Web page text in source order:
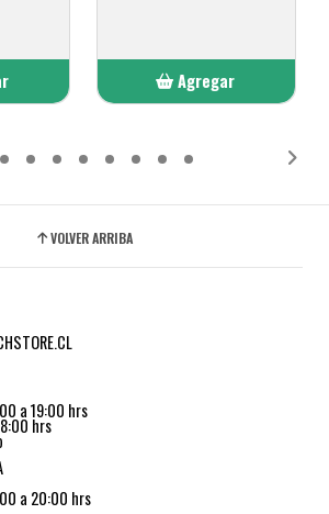
Agregar
VOLVER ARRIBA
a 19:00 hrs
hrs
a 20:00 hrs